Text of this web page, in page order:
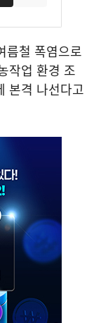
름철 폭염으로
작업 환경 조
본격 나선다고